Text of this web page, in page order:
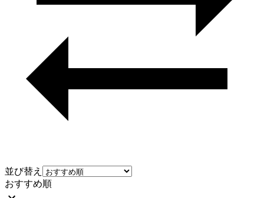
並び替え
おすすめ順